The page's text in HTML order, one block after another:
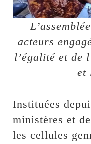
acteurs
l’égalité et de
et
Instituées
ministères et
les cellules